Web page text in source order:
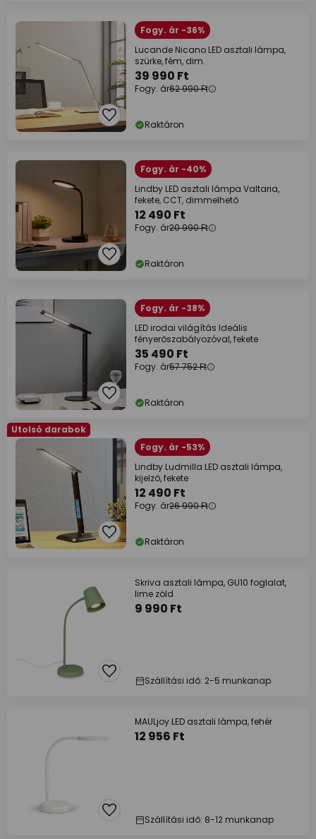
Fogy. ár -36%
Lucande Nicano LED asztali lámpa,
szürke, fém, dim.
39 990 Ft
Fogy. ár62 990 Ft
Raktáron
Fogy. ár -40%
Lindby LED asztali lámpa Valtaria,
fekete, CCT, dimmelhető
12 490 Ft
Fogy. ár20 990 Ft
Raktáron
Fogy. ár -38%
LED irodai világítás Ideális
fényerőszabályozóval, fekete
35 490 Ft
Fogy. ár57 752 Ft
Raktáron
Utolsó darabok
Fogy. ár -53%
Lindby Ludmilla LED asztali lámpa,
kijelző, fekete
12 490 Ft
Fogy. ár26 990 Ft
Raktáron
Skriva asztali lámpa, GU10 foglalat,
lime zöld
9 990 Ft
Szállítási idő: 2-5 munkanap
MAULjoy LED asztali lámpa, fehér
12 956 Ft
Szállítási idő: 8-12 munkanap